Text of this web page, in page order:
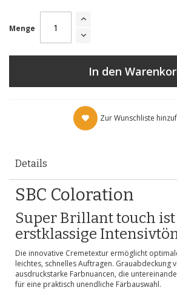
Menge
In den
Zur Wunschliste
Details
SBC Coloration
Super Brillant touch
erstklassige
Die innovative Cremetextur ermöglicht
leichtes, schnelles Auftragen. Grauabdeckung
ausdruckstarke Farbnuancen, die
für eine praktisch unendliche Farbauswahl.